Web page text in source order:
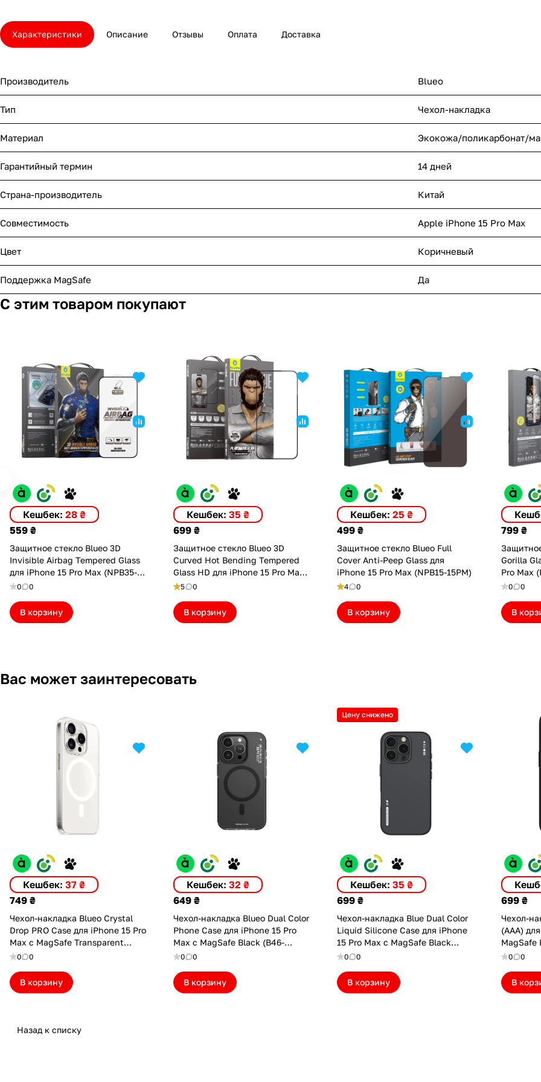
Характеристики Описание Отзывы Оплата Доставка
Производитель Blueo
Тип Чехол-накладка
Материал Экокожа/поликарбонат/
Гарантийный термин 14 дней
Страна-производитель Китай
Совместимость Apple iPhone 15 Pro Max
Цвет Коричневый
Поддержка MagSafe Да
С этим товаром покупают
Кешбек: 28 ₴
559 ₴
Защитное стекло Blueo 3D
Invisible Airbag Tempered Glass
для iPhone 15 Pro Max (NPB35-
I15PM)
0 0
В корзину
Кешбек:35 ₴
699 ₴
Защитное стекло Blueo 3D
Curved Hot Bending Tempered
Glass HD для iPhone 15 Pro Max
(BM6568-I15PM)
5 0
В корзину
Кешбек:25 ₴
499 ₴
Защитное стекло Blueo Full
Cover Anti-Peep Glass для
iPhone 15 Pro Max (NPB15-15PM)
4 0
В корзину
799 ₴
Gorilla
Pro Max
0 0
В
Вас может заинтересовать
Кешбек: 37 ₴
749 ₴
Чехол-накладка Blueo Crystal
Drop PRO Case для iPhone 15 Pro
Max с MagSafe Transparent
(B41-I15PMTR)
0 0
В корзину
Кешбек:32 ₴
649 ₴
Чехол-накладка Blueo Dual Color
Phone Case для iPhone 15 Pro
Max с MagSafe Black (B46-
I15PMBLK)
0 0
В корзину
Цену снижено
Кешбек:35 ₴
699 ₴
Чехол-накладка Blue Dual Color
Liquid Silicone Case для iPhone
15 Pro Max с MagSafe Black
(BL045-I15PMBLK)
0 0
В корзину
699 ₴
Чехол-
(AAA)
MagSafe
0 0
В
Назад к списку